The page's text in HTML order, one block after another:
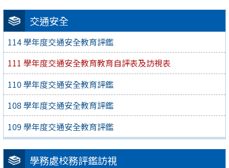
交通安全
114 學年度交通安全教育評鑑
111 學年度交通安全教育教育自評表及訪視表
110 學年度交通安全教育評鑑
108 學年度交通安全教育評鑑
109 學年度交通安全教育評鑑
學務處校務評鑑訪視